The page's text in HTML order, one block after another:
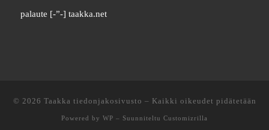
palaute [-”-] taakka.net
© 2026 Taakka tiedonjakosivusto – Kaikki oikeudet pidätetään
Powered by WP – Suunniteltu Customizrilla